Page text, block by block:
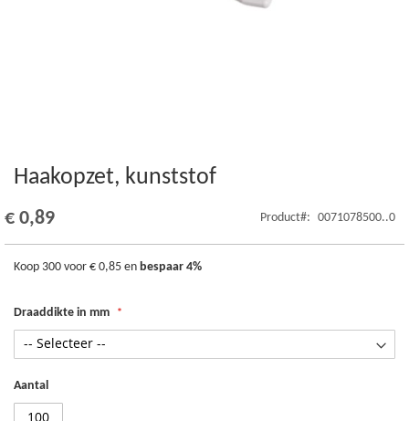
Ga
het
begin
van
de
Haakopzet, kunststof
€ 0,89 Product 0071078500..0
Koop 300 voor € 0,85 en bespaar 4%
Draaddikte in mm
Aantal